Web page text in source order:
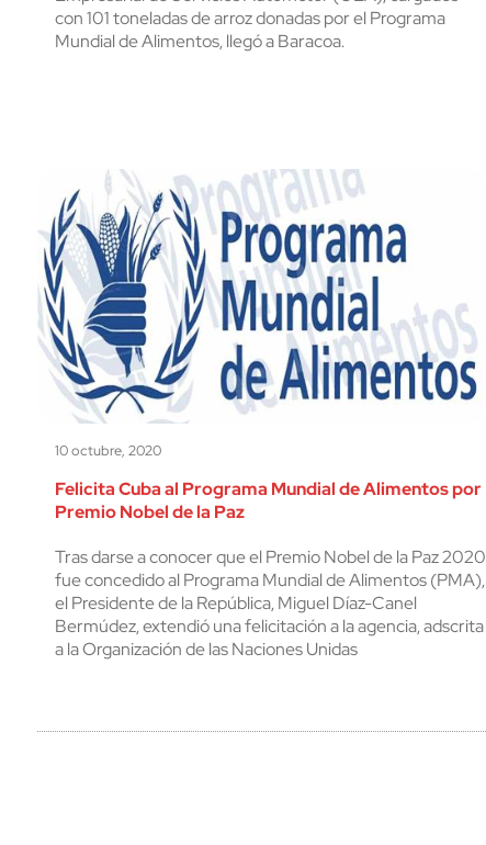
con 101 toneladas de arroz donadas por el Programa
Mundial de Alimentos, llegó a Baracoa.
10 octubre, 2020
Felicita Cuba al Programa Mundial de Alimentos por
Premio Nobel de la Paz
Tras darse a conocer que el Premio Nobel de la Paz 2020
fue concedido al Programa Mundial de Alimentos (PMA),
el Presidente de la República, Miguel Díaz-Canel
Bermúdez, extendió una felicitación a la agencia, adscrita
a la Organización de las Naciones Unidas